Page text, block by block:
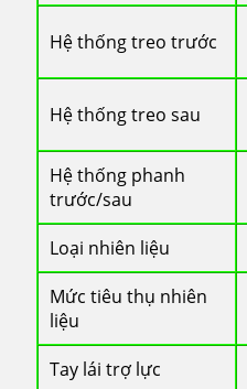
Hệ thống treo trước
Hệ thống treo sau
Hệ thống phanh
trước/sau
Loại nhiên liệu
Mức tiêu thụ nhiên
liệu
Tay lái trợ lực